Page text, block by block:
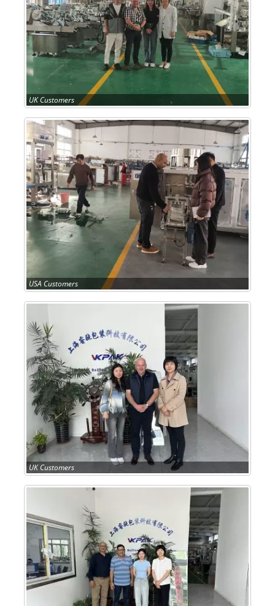
UK Customers
USA Customers
UK Customers